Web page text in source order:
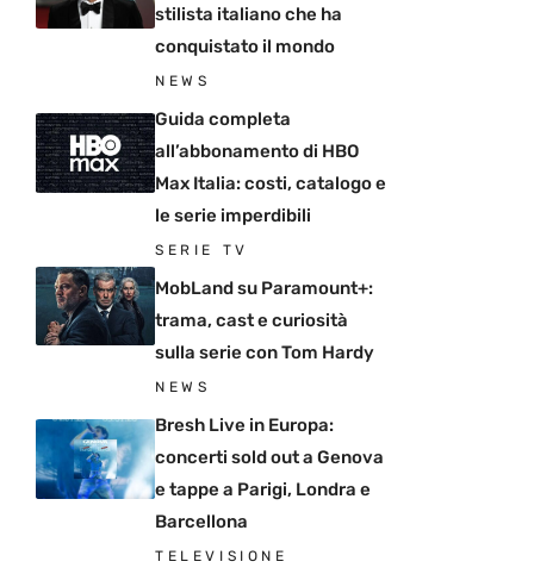
stilista italiano che ha
conquistato il mondo
NEWS
Guida completa
all’abbonamento di HBO
Max Italia: costi, catalogo e
le serie imperdibili
SERIE TV
MobLand su Paramount+:
trama, cast e curiosità
sulla serie con Tom Hardy
NEWS
Bresh Live in Europa:
concerti sold out a Genova
e tappe a Parigi, Londra e
Barcellona
TELEVISIONE